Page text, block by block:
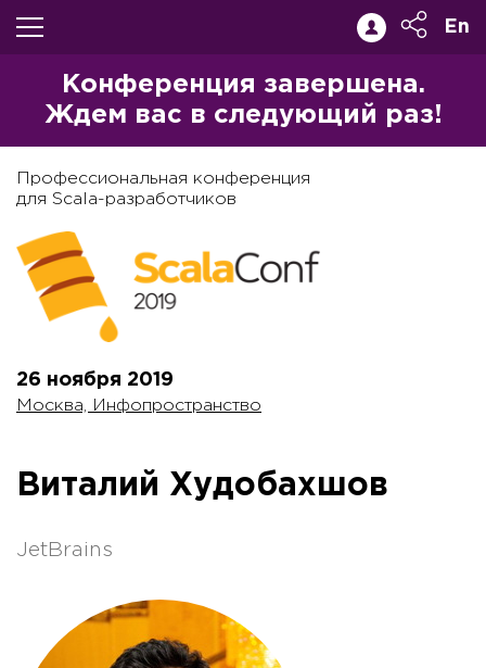
En
Конференция завершена.
Ждем вас в следующий раз!
Профессиональная конференция
для Scala-разработчиков
26 ноября 2019
Москва, Инфопространство
Виталий Худобахшов
JetBrains